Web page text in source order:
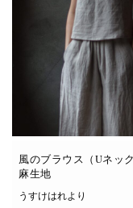
風のブラウス（Uネッ
麻生地
うすけはれより